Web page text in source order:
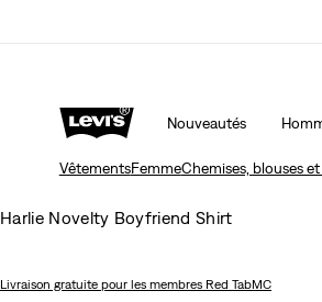
Nouveautés
VêtementsFemmeChemises, blouses
Harlie Novelty Boyfriend Shirt
Livraison gratuite pour les membres Red TabMC